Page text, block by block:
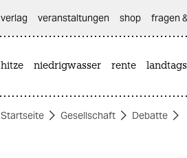
themen
verlag
veranstaltungen shop fragen
hitze niedrigwasser rente
Startseite Gesellschaft Debatte